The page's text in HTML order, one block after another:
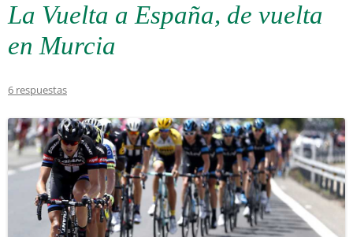
La Vuelta a España, de vuelta
en Murcia
6 respuestas